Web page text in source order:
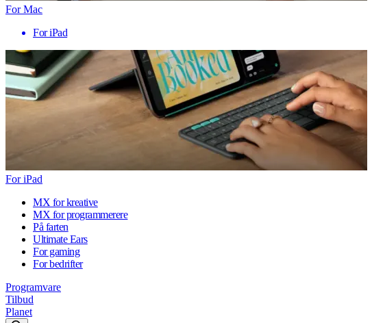
For Mac
For iPad
For iPad
MX for kreative
MX for programmerere
På farten
Ultimate Ears
For gaming
For bedrifter
Programvare
Tilbud
Planet